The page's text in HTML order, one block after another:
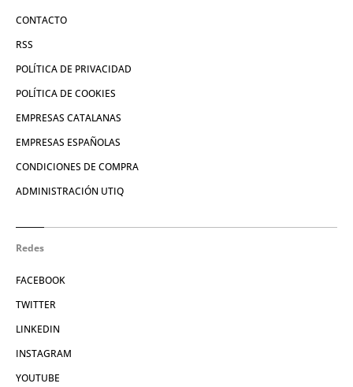
CONTACTO
RSS
POLÍTICA DE PRIVACIDAD
POLÍTICA DE COOKIES
EMPRESAS CATALANAS
EMPRESAS ESPAÑOLAS
CONDICIONES DE COMPRA
ADMINISTRACIÓN UTIQ
Redes
FACEBOOK
TWITTER
LINKEDIN
INSTAGRAM
YOUTUBE